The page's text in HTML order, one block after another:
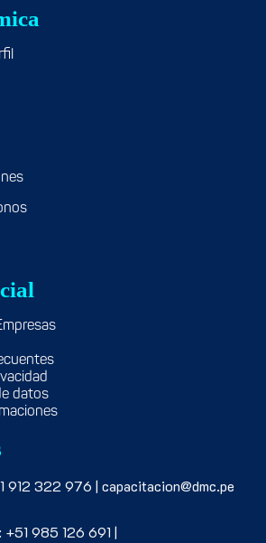
datos
912 322 976 | capacitacion@dmc.pe
985 126 691 |